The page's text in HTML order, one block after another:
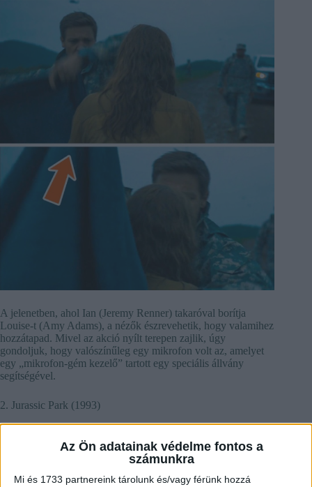
Az Ön adatainak védelme fontos a
számunkra
Mi és 1733 partnereink tárolunk és/vagy férünk hozzá
A jelenetben, ahol Ian (Jeremy Renner) takaróval borítja
Louise-t (Amy Adams), a nézők észrevehetik, hogy valamihez
hozzátapad. Mivel az akció nyílt terepen zajlik, úgy
gondoljuk, hogy valószínűleg egy mikrofon volt az, amelyet
egy „mikrofon-gém kezelő” tartott egy speciális állvány
segítségével.
2. Jurassic Park (1993)